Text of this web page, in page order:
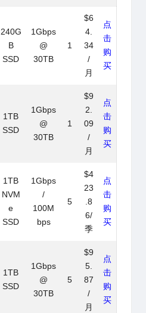
240G
B
SSD
1Gbps
@
30TB
1
$6
4.
34
/
月
点
击
购
买
1TB
SSD
1Gbps
@
30TB
1
$9
2.
09
/
月
点
击
购
买
1TB
NVM
e
SSD
1Gbps
/
100M
bps
5
$4
23
.8
6/
季
点
击
购
买
1TB
SSD
1Gbps
@
30TB
5
$9
5.
87
/
月
点
击
购
买